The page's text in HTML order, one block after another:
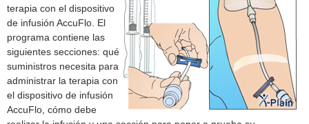
terapia con el dispositivo
de infusión AccuFlo. El
programa contiene las
siguientes secciones: qué
suministros necesita para
administrar la terapia con
el dispositivo de infusión
AccuFlo, cómo debe